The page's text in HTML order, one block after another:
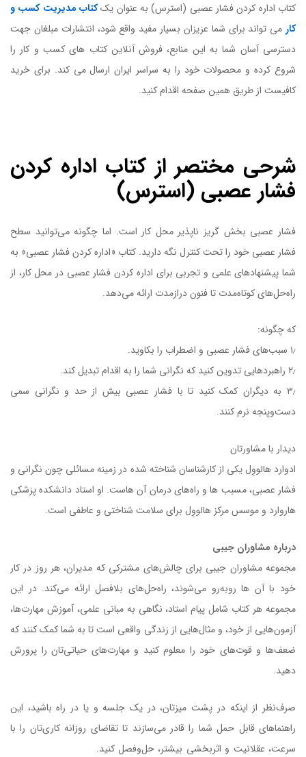
کتاب اداره کردن فشار عصبی (استرس) به عنوان یککتاب مدیریت کسب و
کار می تواند برای شما عزیزان بسیار مفید واقع شود، انتشارات مبلغان جهت
دسترسی آسان شما به این منابع، فروش آنلاین کتاب های کسب و کار را
شروع کرده و محصولات خود را به سراسر ایران ارسال می کند. برای خرید
کافیست از طریق همین صفحه اقدام کنید.
شرحی مختصر از کتاب اداره کردن
فشار عصبی (استرس)
فشار عصبی بخش گریز ناپذیر محل کار است. اما چگونه می‌توانید سطح
فشار عصبی خود را تحت کنترل نگه دارید. کتاب «اداره کردن فشار عصبی» به
شما پیشنهادهای علمی و تجربی برای اداره کردن فشار عصبی در محل کار، از
راه‌حل‌های کوتاه‌مدت تا فنون درازمدت ارائه می‌دهد.
که چگونه:
۱٫ سبب‌های فشار عصبی و اضطراب را بکاوید.
۲٫ راهبردهایی تدوین کنید که نگرانی شما را به اقدام تبدیل کند.
۳٫ به دیگران کمک کنید تا با فشار عصبی بیش‌ از حد و نگرانی سمی
دست‌وپنجه نرم کنند.
دیدار با مشاورتان
ادوارد هالووِل یکی از کارشناسان شناخته شده در زمینه مسائلی چون نگرانی و
فشار عصبی، مسبب ها و راه‌های درمان آن هاست. او استاد دانشکده پزشکی
هاروارد و موسس مرکز هالووِل برای سلامت شناختی و عاطفی است.
درباره مشاوران جیبی
مجموعه مشاوران جیبی برای چالش‌های مشترکی که مدیران، هر روز در کار
خود با آن ها روبه‌رو می‌شوند، راه‌حل‌های بلافصل ارائه می‌کند. در این
مجموعه هر کتاب شامل پیام استاد، نگاهی به مبانی علمی، آموزش مهارت‌ها،
آزمون‌هایی از خود، و مثال‌هایی از زندگی واقعی است تا به شما کمک کنند که
ضعف‌ها و قوت‌های خود را معلوم کنید و مهارت‌های حیاتی‌تان را پرورش
دهید.
صرف‌نظر از اینکه در پشت میزتان، در یک جلسه و یا در راه باشید، این
راهنماهای قابل حمل شما را قادر می‌سازند تا تقاضای روزانه کاری‌تان را با
سرعت، عقلانیت و اثربخشی بیشتر، حل‌وفصل کنید.